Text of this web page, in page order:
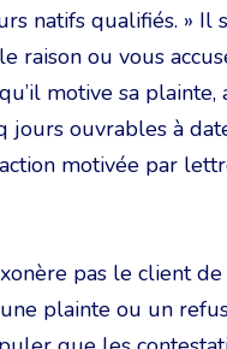
natifs qualifiés. » Il
raison ou vous
motive sa
ouvrables à
motivée par
pas le client
plainte ou un